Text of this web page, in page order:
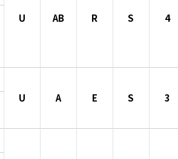
U
AB R S 4
U
A E S 3